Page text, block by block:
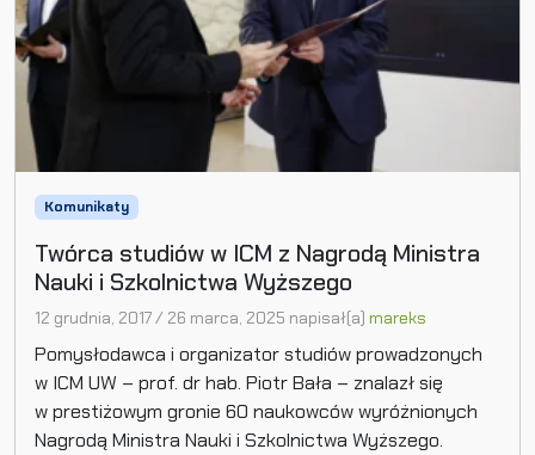
Komunikaty
Twórca studiów w ICM z Nagrodą Ministra
Nauki i Szkolnictwa Wyższego
12 grudnia, 2017/ 26 marca, 2025 napisał(a) mareks
Pomysłodawca i organizator studiów prowadzonych
w ICM UW – prof. dr hab. Piotr Bała – znalazł się
w prestiżowym gronie 60 naukowców wyróżnionych
Nagrodą Ministra Nauki i Szkolnictwa Wyższego.